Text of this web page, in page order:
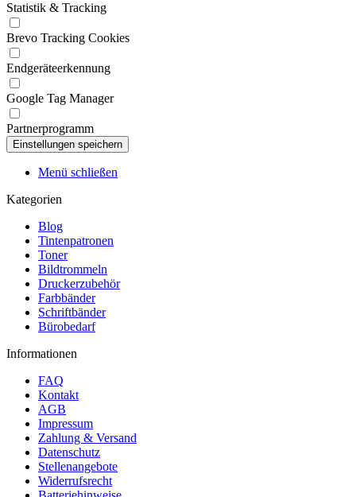
Statistik & Tracking
Brevo Tracking Cookies
Endgeräteerkennung
Google Tag Manager
Partnerprogramm
Menü schließen
Kategorien
Blog
Tintenpatronen
Toner
Bildtrommeln
Druckerzubehör
Farbbänder
Schriftbänder
Bürobedarf
Informationen
FAQ
Kontakt
AGB
Impressum
Zahlung & Versand
Datenschutz
Stellenangebote
Widerrufsrecht